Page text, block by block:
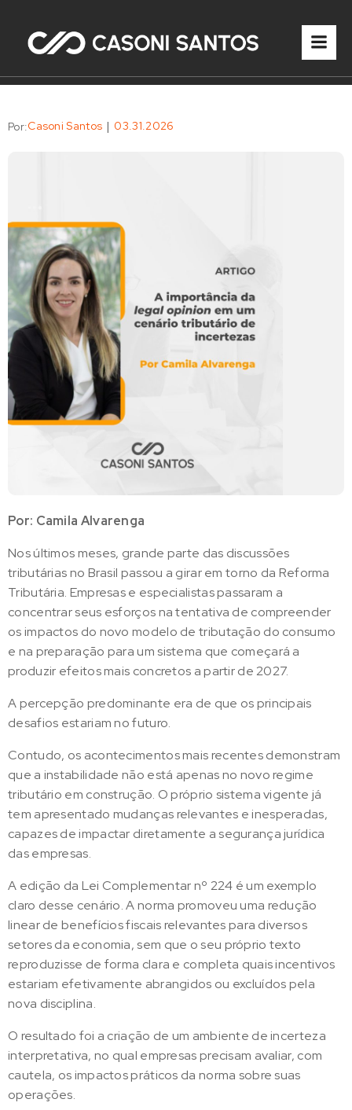
Por:Casoni Santos | 03.31.2026
Por: Camila Alvarenga
Nos últimos meses, grande parte das discussões
tributárias no Brasil passou a girar em torno da Reforma
Tributária. Empresas e especialistas passaram a
concentrar seus esforços na tentativa de compreender
os impactos do novo modelo de tributação do consumo
e na preparação para um sistema que começará a
produzir efeitos mais concretos a partir de 2027.
A percepção predominante era de que os principais
desafios estariam no futuro.
Contudo, os acontecimentos mais recentes demonstram
que a instabilidade não está apenas no novo regime
tributário em construção. O próprio sistema vigente já
tem apresentado mudanças relevantes e inesperadas,
capazes de impactar diretamente a segurança jurídica
das empresas.
A edição da Lei Complementar nº 224 é um exemplo
claro desse cenário. A norma promoveu uma redução
linear de benefícios fiscais relevantes para diversos
setores da economia, sem que o seu próprio texto
reproduzisse de forma clara e completa quais incentivos
estariam efetivamente abrangidos ou excluídos pela
nova disciplina.
O resultado foi a criação de um ambiente de incerteza
interpretativa, no qual empresas precisam avaliar, com
cautela, os impactos práticos da norma sobre suas
operações.